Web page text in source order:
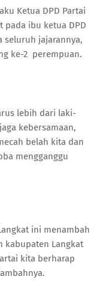
Ketua DPD Partai
pada ibu ketua DPD
seluruh jajarannya,
ke-2 perempuan.
lebih dari laki-
kebersamaan,
belah kita dan
mengganggu
ini menambah
kabupaten Langkat
kita berharap